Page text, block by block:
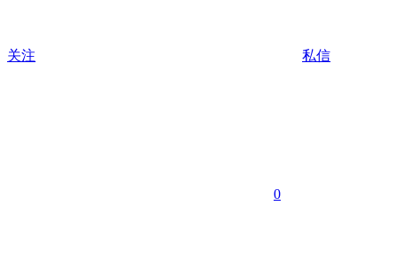
关注 私信
0